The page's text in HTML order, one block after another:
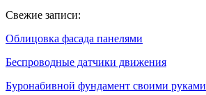
Свежие записи:
Облицовка фасада панелями
Беспроводные датчики движения
Буронабивной фундамент своими руками